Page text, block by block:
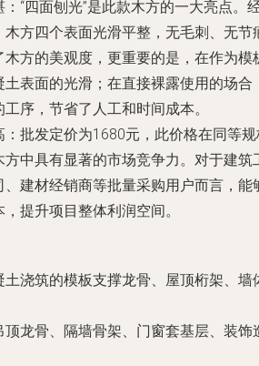
：“四面刨光”是此款木方的一大亮点。
方四个表面光滑平整，无毛刺、无节
木方的美观度，更重要的是，在作为模
表面的光滑；在直接裸露使用的场合
序，节省了人工和时间成本。
：批发定价为1680元，此价格在同等
中具有显著的市场竞争力。对于建筑
建材经销商等批量采购用户而言，能
提升项目整体利润空间。
土浇筑的模板支撑龙骨、屋顶桁架、墙
顶龙骨、隔墙骨架、门窗套基层、装饰